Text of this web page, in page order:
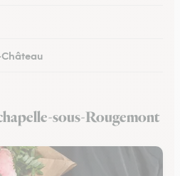
sous-Rougemont